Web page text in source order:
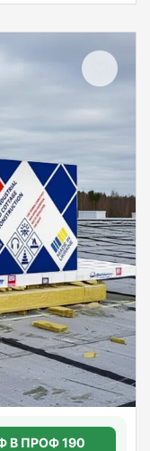
В ПРОФ 190